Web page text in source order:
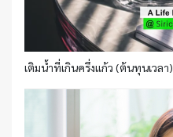
เติมน้ำที่เกินครึ่งแก้ว (ต้นทุนเวลา)